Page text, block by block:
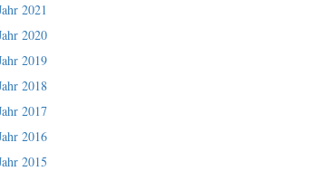
2021
2020
2019
2018
2017
2016
2015